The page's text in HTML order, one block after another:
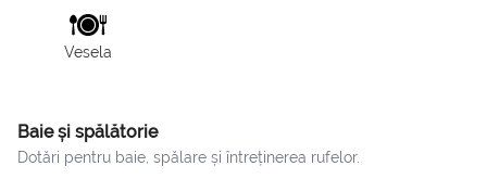
Vesela
Baie și spălătorie
Dotări pentru baie, spălare și întreținerea rufelor.